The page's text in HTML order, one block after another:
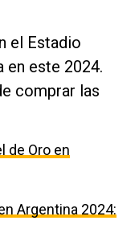
el Estadio
en este 2024.
comprar las
de Oro en
Argentina 2024: